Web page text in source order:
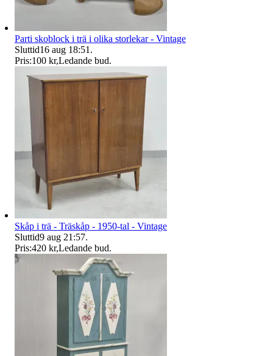
Parti skoblock i trä i olika storlekar - Vintage
Sluttid16 aug 18:51 .
Pris:100 kr,Ledande bud.
Skåp i trä - Träskåp - 1950-tal - Vintage
Sluttid9 aug 21:57.
Pris:420 kr,Ledande bud.